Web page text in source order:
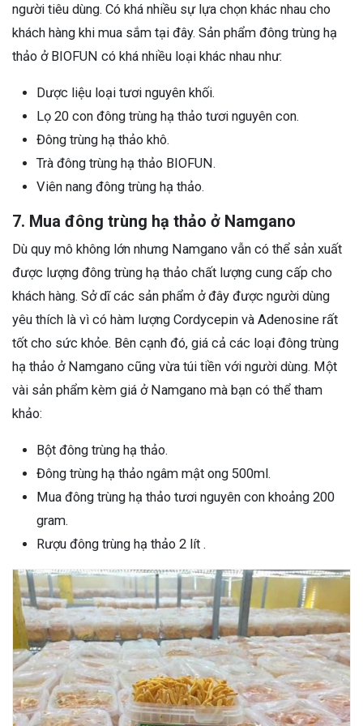
người tiêu dùng. Có khá nhiều sự lựa chọn khác nhau cho
khách hàng khi mua sắm tại đây. Sản phẩm đông trùng hạ
thảo ở BIOFUN có khá nhiều loại khác nhau như:
Dược liệu loại tươi nguyên khối.
Lọ 20 con đông trùng hạ thảo tươi nguyên con.
Đông trùng hạ thảo khô.
Trà đông trùng hạ thảo BIOFUN.
Viên nang đông trùng hạ thảo.
7. Mua đông trùng hạ thảo ở Namgano
Dù quy mô không lớn nhưng Namgano vẫn có thể sản xuất
được lượng đông trùng hạ thảo chất lượng cung cấp cho
khách hàng. Sở dĩ các sản phẩm ở đây được người dùng
yêu thích là vì có hàm lượng Cordycepin và Adenosine rất
tốt cho sức khỏe. Bên cạnh đó, giá cả các loại đông trùng
hạ thảo ở Namgano cũng vừa túi tiền với người dùng. Một
vài sản phẩm kèm giá ở Namgano mà bạn có thể tham
khảo:
Bột đông trùng hạ thảo.
Đông trùng hạ thảo ngâm mật ong 500ml.
Mua đông trùng hạ thảo tươi nguyên con khoảng 200
gram.
Rượu đông trùng hạ thảo 2 lít .